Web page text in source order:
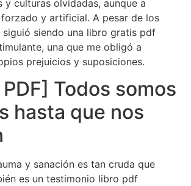
y culturas olvidadas, aunque a
y artificial. A pesar de los
siendo una libro gratis pdf
una que me obligó a
prejuicios y suposiciones.
Todos somos
hasta que nos
y sanación es tan cruda que
es un testimonio libro pdf